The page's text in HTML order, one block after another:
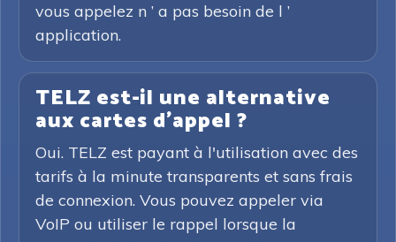
vous appelez n ’ a pas besoin de l ’
application.
TELZ est-il une alternative
aux cartes d'appel ?
Oui. TELZ est payant à l'utilisation avec des
tarifs à la minute transparents et sans frais
de connexion. Vous pouvez appeler via
VoIP ou utiliser le rappel lorsque la